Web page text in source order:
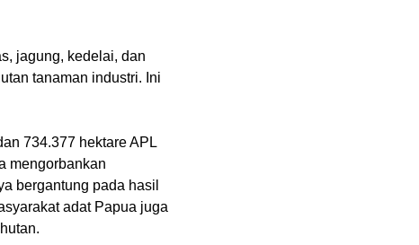
jagung, kedelai, dan
tanaman industri. Ini
734.377 hektare APL
mengorbankan
bergantung pada hasil
adat Papua juga